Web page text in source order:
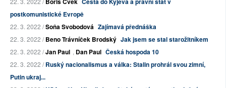
postkomunistické Evropě
22. 3. 2022 /Soňa Svobodová Zajímavá přednáška
22. 3. 2022 /Beno Trávníček Brodský Jak jsem se stal starožitníkem
22. 3. 2022 /Jan Paul , Dan Paul Česká hospoda 10
22. 3. 2022 /Ruský nacionalismus a válka: Stalin prohrál svou zimní,
Putin ukraj...